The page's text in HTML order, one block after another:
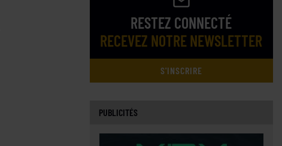
RESTEZ CONNECTÉ
RECEVEZ NOTRE NEWSLETTER
S'INSCRIRE
PUBLICITÉS